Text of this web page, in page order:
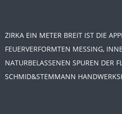
ZIRKA EIN METER BREIT IST DIE
FEUERVERFORMTEN MESSING,
NATURBELASSENEN SPUREN DER
SCHMID&STEMMANN